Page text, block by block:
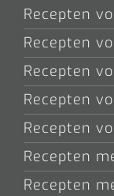
Recepten
Recepten
Recepten
Recepten
Recepten
Recepten
Recepten